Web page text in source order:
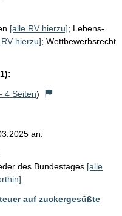
[alle RV hierzu]; Lebens-
hierzu]; Wettbewerbsrecht
4 Seiten)
an:
des Bundestages [alle
auf zuckergesüßte